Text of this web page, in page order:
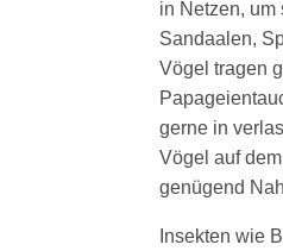
in Netzen,
Sandaalen,
Vögel tragen
gerne in
Vögel auf
genügend
Insekten wie